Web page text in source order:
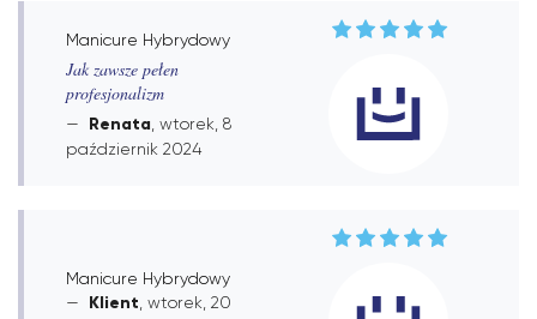
Manicure Hybrydowy
Jak zawsze pełen
profesjonalizm
Renata , wtorek, 8
październik 2024
Manicure Hybrydowy
Klient , wtorek, 20